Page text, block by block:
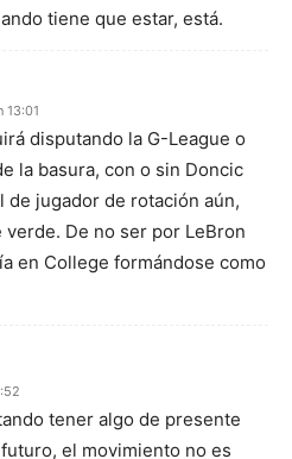
tiene que estar, está.
13:01
disputando la G-League o
la basura, con o sin Doncic
de jugador de rotación aún,
verde. De no ser por LeBron
en College formándose como
tener algo de presente
el movimiento no es